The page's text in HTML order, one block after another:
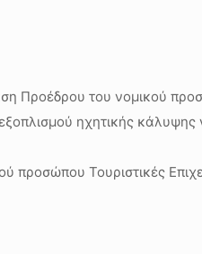
Προέδρου του νομικού
ηχητικής κάλυψης
Τουριστικές